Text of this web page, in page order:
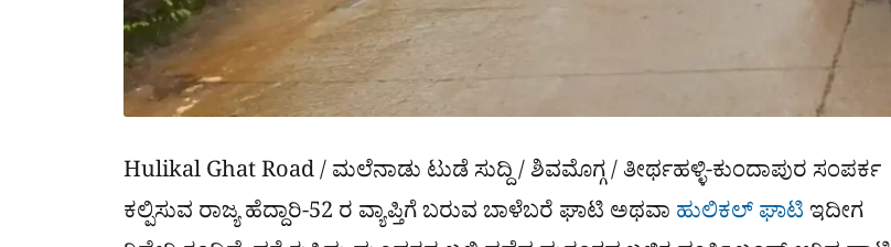
Hulikal Ghat Road / ಮಲೆನಾಡು ಟುಡೆ ಸುದ್ದಿ / ಶಿವಮೊಗ್ಗ / ತೀರ್ಥಹಳ್ಳಿ-ಕುಂದಾಪುರ ಸಂಪರ್ಕ
ಕಲ್ಪಿಸುವ ರಾಜ್ಯ ಹೆದ್ದಾರಿ-52 ರ ವ್ಯಾಪ್ತಿಗೆ ಬರುವ ಬಾಳೆಬರೆ ಘಾಟಿ ಅಥವಾ ಹುಲಿಕಲ್ ಘಾಟಿ ಇದೀಗ